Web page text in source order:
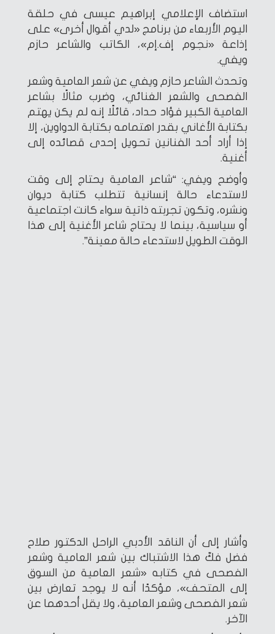
استضاف الإعلامي إبراهيم عيسى في حلقة
اليوم الأربعاء من برنامج «لدي أقوال أخرى» على
إذاعة «نجوم إف.إم»، الكاتب والشاعر حازم
ويفي.
وتحدث الشاعر حازم ويفي عن شعر العامية وشعر
الفصحى والشعر الغنائي، وضرب مثالًا بشاعر
العامية الكبير فؤاد حداد، قائلًا إنه لم يكن يهتم
بكتابة الأغاني بقدر اهتمامه بكتابة الدواوين، إلا
إذا أراد أحد الفنانين تحويل إحدى قصائده إلى
أغنية.
وأوضح ويفي: “شاعر العامية يحتاج إلى وقت
لاستدعاء حالة إنسانية تتطلب كتابة ديوان
ونشره، وتكون تجربته ذاتية سواء كانت اجتماعية
أو سياسية، بينما لا يحتاج شاعر الأغنية إلى هذا
الوقت الطويل لاستدعاء حالة معينة”.
وأشار إلى أن الناقد الأدبي الراحل الدكتور صلاح
فضل فكّ هذا الاشتباك بين شعر العامية وشعر
الفصحى في كتابه «شعر العامية من السوق
إلى المتحف»، مؤكدًا أنه لا يوجد تعارض بين
شعر الفصحى وشعر العامية، ولا يقل أحدهما عن
الآخر.